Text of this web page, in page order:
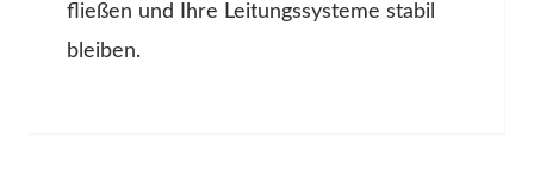
fließen und Ihre Leitungssysteme stabil
bleiben.